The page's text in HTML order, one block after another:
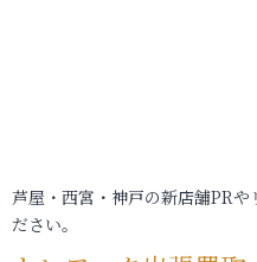
芦屋・西宮・神戸の新店舗PR
ださい。